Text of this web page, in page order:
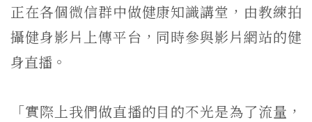
正在各個微信群中做健康知識講堂，由教練拍
攝健身影片上傳平台，同時參與影片網站的健
身直播。
「實際上我們做直播的目的不光是為了流量，